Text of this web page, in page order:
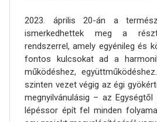
2023. április 20-án a
ismerkedhettek meg a
rendszerrel, amely egyénileg és
fontos kulcsokat ad a
működéshez,
szinten vezet végig az égi
megnyilvánulásig – az
lépéssor épít fel minden